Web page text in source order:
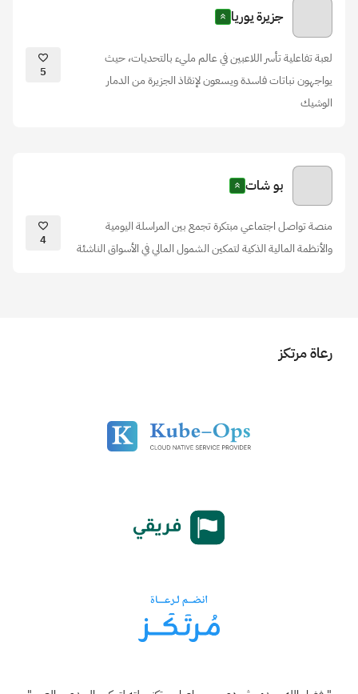
جزيرة يوريا
لعبة تفاعلية تأسر اللاعبين في عالم مليء بالتحديات، حيث
يواجهون نباتات فاسدة ويسعون لإنقاذ الجزيرة من الدمار
الوشيك
5
بو شات
منصة تواصل اجتماعي مبتكرة تجمع بين المراسلة اليومية
والأنظمة المالية الذكية لتمكين الشمول المالي في الأسواق الناشئة
4
رعاة مرتكز